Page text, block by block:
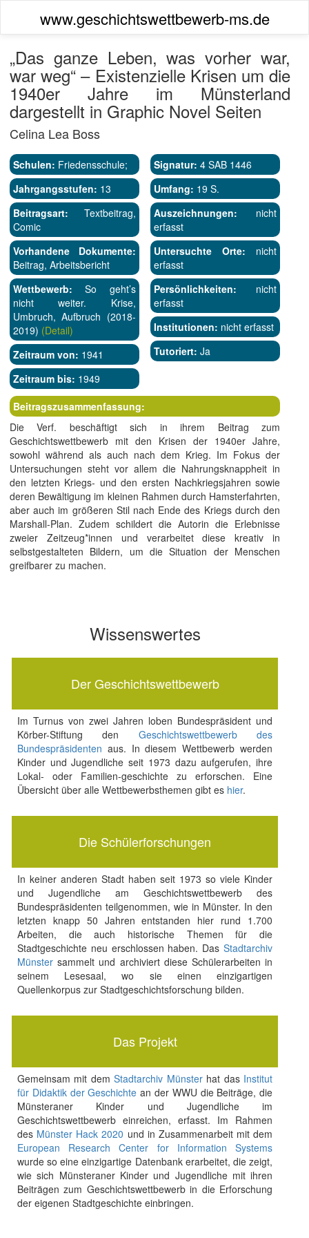
www.geschichtswettbewerb-ms.de
„Das ganze Leben, was vorher war,
war weg“ – Existenzielle Krisen um die
1940er Jahre im Münsterland
dargestellt in Graphic Novel Seiten
Celina Lea Boss
Schulen: Friedensschule;
Jahrgangsstufen: 13
Beitragsart: Textbeitrag,
Comic
Vorhandene Dokumente:
Beitrag, Arbeitsbericht
Wettbewerb: So geht’s
nicht weiter. Krise,
Umbruch, Aufbruch (2018-
2019) (Detail)
Zeitraum von: 1941
Zeitraum bis: 1949
Signatur: 4 SAB 1446
Umfang: 19 S.
Auszeichnungen: nicht
erfasst
Untersuchte Orte: nicht
erfasst
Persönlichkeiten: nicht
erfasst
Institutionen: nicht erfasst
Tutoriert: Ja
Beitragszusammenfassung:
Die Verf. beschäftigt sich in ihrem Beitrag zum
Geschichtswettbewerb mit den Krisen der 1940er Jahre,
sowohl während als auch nach dem Krieg. Im Fokus der
Untersuchungen steht vor allem die Nahrungsknappheit in
den letzten Kriegs- und den ersten Nachkriegsjahren sowie
deren Bewältigung im kleinen Rahmen durch Hamsterfahrten,
aber auch im größeren Stil nach Ende des Kriegs durch den
Marshall-Plan. Zudem schildert die Autorin die Erlebnisse
zweier Zeitzeug*innen und verarbeitet diese kreativ in
selbstgestalteten Bildern, um die Situation der Menschen
greifbarer zu machen.
Wissenswertes
Der Geschichtswettbewerb
Im Turnus von zwei Jahren loben Bundespräsident und
Körber-Stiftung den Geschichtswettbewerb des
Bundespräsidenten aus. In diesem Wettbewerb werden
Kinder und Jugendliche seit 1973 dazu aufgerufen, ihre
Lokal- oder Familien-geschichte zu erforschen. Eine
Übersicht über alle Wettbewerbsthemen gibt es hier.
Die Schülerforschungen
In keiner anderen Stadt haben seit 1973 so viele Kinder
und Jugendliche am Geschichtswettbewerb des
Bundespräsidenten teilgenommen, wie in Münster. In den
letzten knapp 50 Jahren entstanden hier rund 1.700
Arbeiten, die auch historische Themen für die
Stadtgeschichte neu erschlossen haben. DasStadtarchiv
Münstersammelt und archiviert diese Schülerarbeiten in
seinem Lesesaal, wo sie einen einzigartigen
Quellenkorpus zur Stadtgeschichtsforschung bilden.
Das Projekt
Gemeinsam mit demStadtarchiv Münsterhat das Institut
für Didaktik der Geschichte an der WWU die Beiträge, die
Münsteraner Kinder und Jugendliche im
Geschichtswettbewerb einreichen, erfasst. Im Rahmen
des Münster Hack 2020 und in Zusammenarbeit mit dem
European Research Center for Information Systems
wurde so eine einzigartige Datenbank erarbeitet, die zeigt,
wie sich Münsteraner Kinder und Jugendliche mit ihren
Beiträgen zum Geschichtswettbewerb in die Erforschung
der eigenen Stadtgeschichte einbringen.